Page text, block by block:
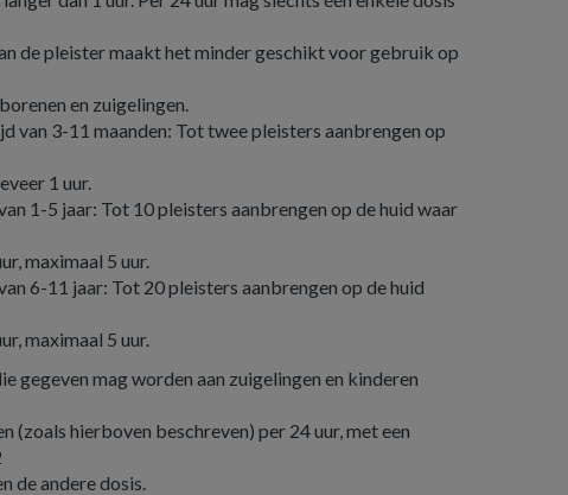
de pleister maakt het minder geschikt voor gebruik op
en zuigelingen.
van 3-11 maanden: Tot twee pleisters aanbrengen op
1 uur.
1-5 jaar: Tot 10 pleisters aanbrengen op de huid waar
maximaal 5 uur.
6-11 jaar: Tot 20 pleisters aanbrengen op de huid
maximaal 5 uur.
gegeven mag worden aan zuigelingen en kinderen
(zoals hierboven beschreven) per 24 uur, met een
de andere dosis.